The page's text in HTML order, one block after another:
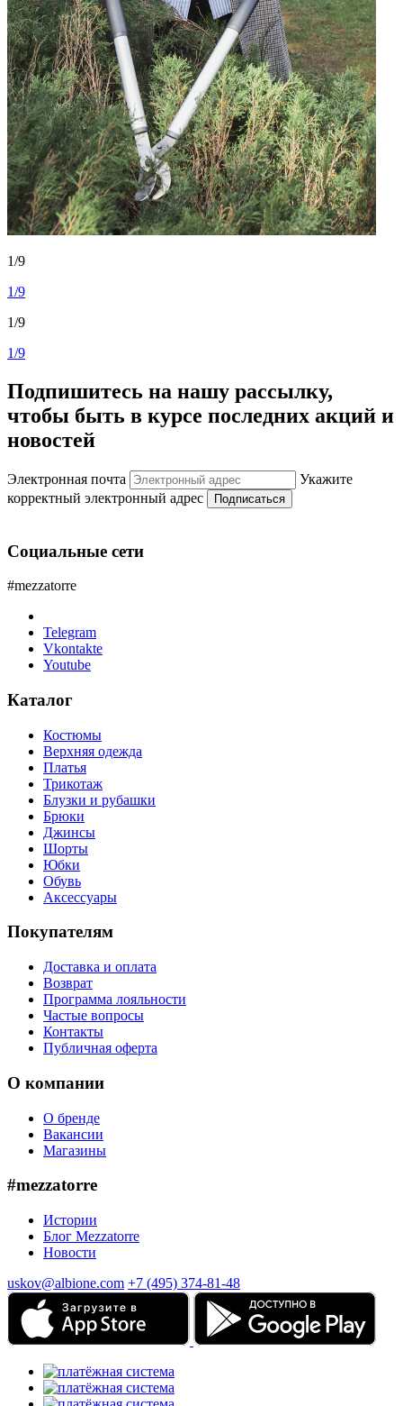
1/9
1/9
1/9
1/9
Подпишитесь на нашу рассылку,
чтобы быть в курсе последних акций и
новостей
Электронная почта
Укажите
корректный электронный адрес
Подписаться
Социальные сети
#mezzatorre
Telegram
Vkontakte
Youtube
Каталог
Костюмы
Верхняя одежда
Платья
Трикотаж
Блузки и рубашки
Брюки
Джинсы
Шорты
Юбки
Обувь
Аксессуары
Покупателям
Доставка и оплата
Возврат
Программа лояльности
Частые вопросы
Контакты
Публичная оферта
О компании
О бренде
Вакансии
Магазины
#mezzatorre
Истории
Блог Mezzatorre
Новости
uskov@albione.com +7 (495) 374-81-48